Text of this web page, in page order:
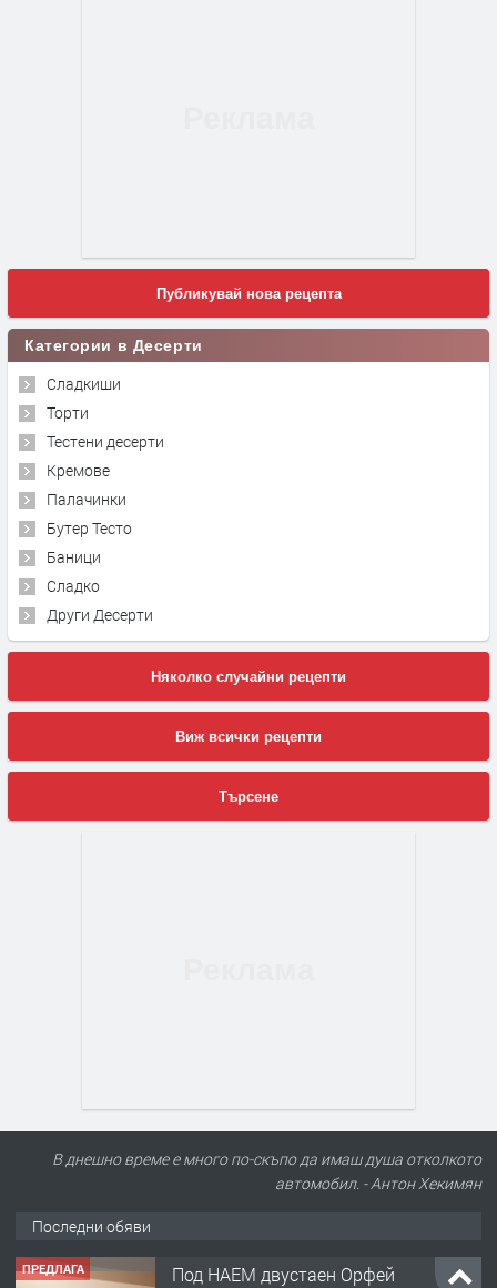
Публикувай нова рецепта
Категории в Десерти
Сладкиши
Торти
Тестени десерти
Кремове
Палачинки
Бутер Тесто
Баници
Сладко
Други Десерти
Няколко случайни рецепти
Виж всички рецепти
Търсене
В днешно време е много по-скъпо да имаш душа отколкото
автомобил. - Антон Хекимян
Последни обяви
ПРЕДЛАГА Под НАЕМ двустаен Орфей